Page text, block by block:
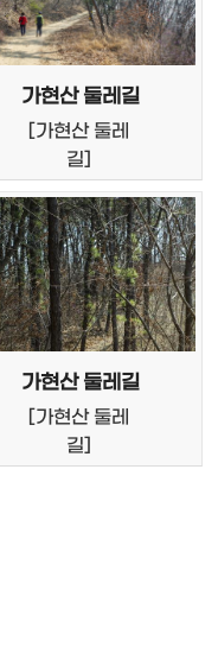
가현산 둘레길
[가현산 둘레
길]
가현산 둘레길
[가현산 둘레
길]